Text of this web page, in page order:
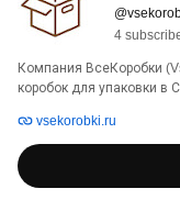
4
Компания ВсеКоробки
коробок для упаковки в
Покупайте у
современное
максимально сжатые
до 3 метров. Самую
vsekorobki.ru